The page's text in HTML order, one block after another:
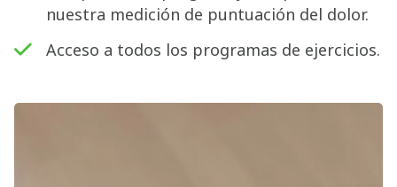
nuestra medición de puntuación del dolor.
Acceso a todos los programas de ejercicios.